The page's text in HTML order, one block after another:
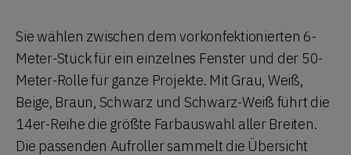
Sie wählen zwischen dem vorkonfektionierten 6-
Meter-Stück für ein einzelnes Fenster und der 50-
Meter-Rolle für ganze Projekte. Mit Grau, Weiß,
Beige, Braun, Schwarz und Schwarz-Weiß führt die
14er-Reihe die größte Farbauswahl aller Breiten.
Die passenden Aufroller sammelt die Übersicht